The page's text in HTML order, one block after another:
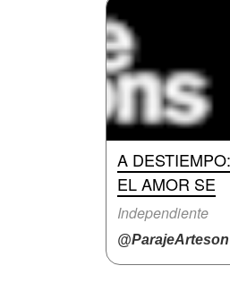
A
EL AMOR SE
Independiente
@ParajeArteson